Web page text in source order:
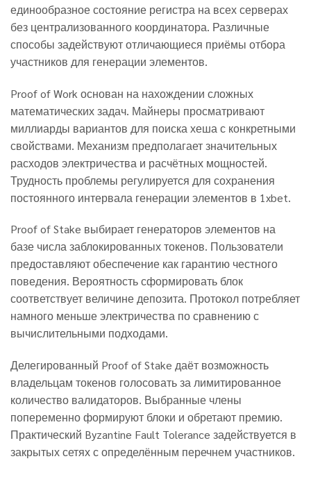
единообразное состояние регистра на всех серверах
без централизованного координатора. Различные
способы задействуют отличающиеся приёмы отбора
участников для генерации элементов.
Proof of Work основан на нахождении сложных
математических задач. Майнеры просматривают
миллиарды вариантов для поиска хеша с конкретными
свойствами. Механизм предполагает значительных
расходов электричества и расчётных мощностей.
Трудность проблемы регулируется для сохранения
постоянного интервала генерации элементов в 1xbet.
Proof of Stake выбирает генераторов элементов на
базе числа заблокированных токенов. Пользователи
предоставляют обеспечение как гарантию честного
поведения. Вероятность сформировать блок
соответствует величине депозита. Протокол потребляет
намного меньше электричества по сравнению с
вычислительными подходами.
Делегированный Proof of Stake даёт возможность
владельцам токенов голосовать за лимитированное
количество валидаторов. Выбранные члены
попеременно формируют блоки и обретают премию.
Практический Byzantine Fault Tolerance задействуется в
закрытых сетях с определённым перечнем участников.